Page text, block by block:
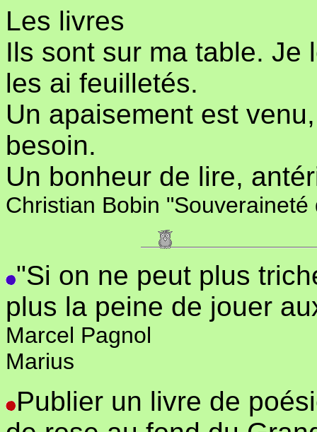
Les livres
Ils sont sur ma table. Je
les ai feuilletés.
Un apaisement est
besoin.
Un bonheur de lire,
Christian Bobin
"Si on ne peut plus
plus la peine de jouer
Marcel Pagnol
Marius
Publier un livre de